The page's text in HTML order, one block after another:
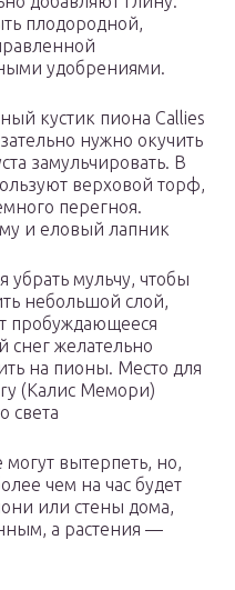
плодородной,
удобрениями.
кустик пиона Callies
нужно окучить
замульчировать. В
верховой торф,
перегноя.
и еловый лапник
мульчу, чтобы
небольшой слой,
пробуждающееся
желательно
на пионы. Место для
(Калис Мемори)
света
вытерпеть, но,
чем на час будет
или стены дома,
а растения —